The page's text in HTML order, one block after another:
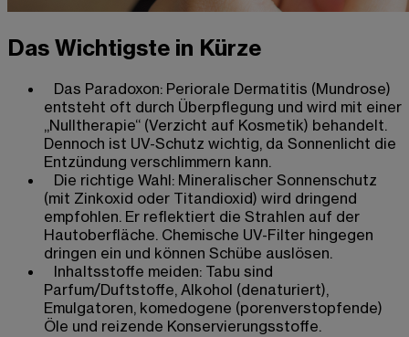
Das Wichtigste in Kürze
Das Paradoxon: Periorale Dermatitis (Mundrose)
entsteht oft durch Überpflegung und wird mit einer
„Nulltherapie“ (Verzicht auf Kosmetik) behandelt.
Dennoch ist UV-Schutz wichtig, da Sonnenlicht die
Entzündung verschlimmern kann.
Die richtige Wahl: Mineralischer Sonnenschutz
(mit Zinkoxid oder Titandioxid) wird dringend
empfohlen. Er reflektiert die Strahlen auf der
Hautoberfläche. Chemische UV-Filter hingegen
dringen ein und können Schübe auslösen.
Inhaltsstoffe meiden: Tabu sind
Parfum/Duftstoffe, Alkohol (denaturiert),
Emulgatoren, komedogene (porenverstopfende)
Öle und reizende Konservierungsstoffe.